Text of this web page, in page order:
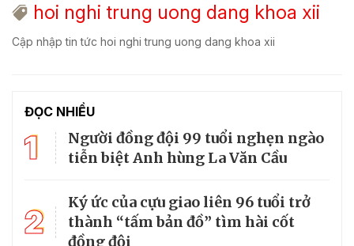
hoi nghi trung uong dang khoa xii
Cập nhập tin tức hoi nghi trung uong dang khoa xii
ĐỌC NHIỀU
1
Người đồng đội 99 tuổi nghẹn ngào
tiễn biệt Anh hùng La Văn Cầu
2
Ký ức của cựu giao liên 96 tuổi trở
thành “tấm bản đồ” tìm hài cốt
đồng đội